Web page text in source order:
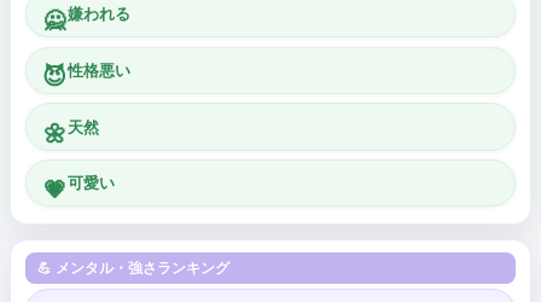
🙅嫌われる
😈性格悪い
🌼 天然
💗可愛い
💪 メンタル・強さランキング